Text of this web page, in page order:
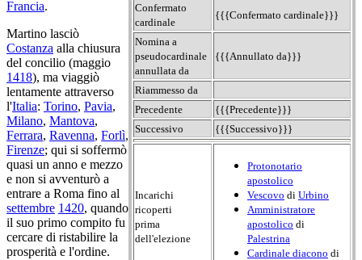
Confermato
cardinale
{{{Confermato cardinale}}}
Nomina a
pseudocardinale
annullata da
{{{Annullato da}}}
Riammesso da
Precedente
{{{Precedente}}}
Successivo
{{{Successivo}}}
Incarichi
ricoperti
prima
dell'elezione
Protonotario
apostolico
Vescovo di Urbino
Amministratore
apostolico di
Palestrina
Cardinale diacono di
Francia.
Martino lasciò
Costanza alla chiusura
del concilio (maggio
1418), ma viaggiò
lentamente attraverso
l'Italia: Torino, Pavia,
Milano, Mantova,
Ferrara, Ravenna, Forlì,
Firenze; qui si soffermò
quasi un anno e mezzo
e non si avventurò a
entrare a Roma fino al
settembre 1420, quando
il suo primo compito fu
cercare di ristabilire la
prosperità e l'ordine.